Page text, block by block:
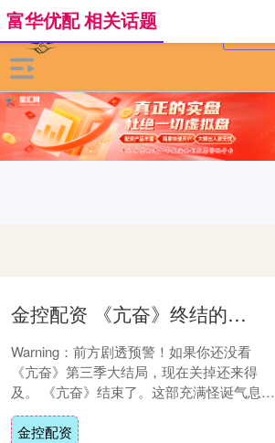
富华优配 相关话题
金控配资 《亢奋》终结的不只是一代顶流那么简单
Warning：前方剧透预警！如果你还没看
《亢奋》第三季大结局，现在关掉还来得
及。 《亢奋》结束了。这部充满怪诞气息的
第三季，也是最终季，终于画上了句号。 对
于....
金控配资